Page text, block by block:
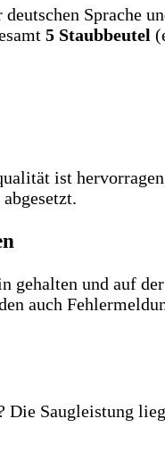
Sprache
5 Staubbeutel
ist
und auf
auch
Die Saugleistung